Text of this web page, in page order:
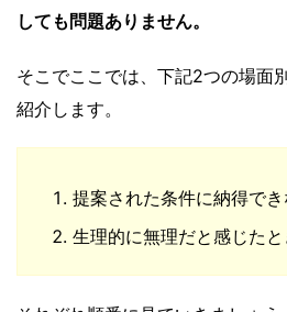
しても問題ありません。
そこでここでは、下記2つの場面
紹介します。
提案された条件に納得でき
生理的に無理だと感じたと